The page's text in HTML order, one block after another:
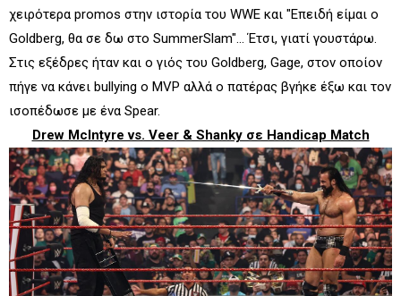
χειρότερα promos στην ιστορία του WWE και "Επειδή είμαι ο
Goldberg, θα σε δω στο SummerSlam"... Έτσι, γιατί γουστάρω.
Στις εξέδρες ήταν και ο γιός του Goldberg, Gage, στον οποίον
πήγε να κάνει bullying ο MVP αλλά ο πατέρας βγήκε έξω και τον
ισοπέδωσε με ένα Spear.
Drew McIntyre vs. Veer & Shanky σε Handicap Match